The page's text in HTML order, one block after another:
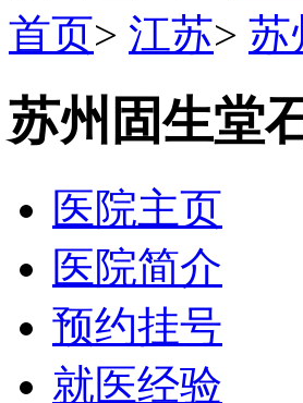
首页> 江苏> 苏
苏州固生堂
医院主页
医院简介
预约挂号
就医经验